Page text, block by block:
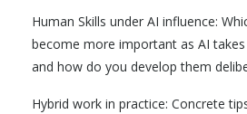
Human Skills under AI influence:
become more important as AI
and how do you develop them
Hybrid work in practice: Concrete